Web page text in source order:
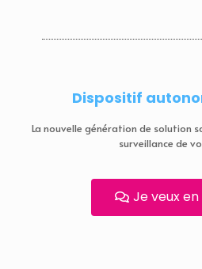
Dispositif
La nouvelle génération de solution
surveillance de
Je veux